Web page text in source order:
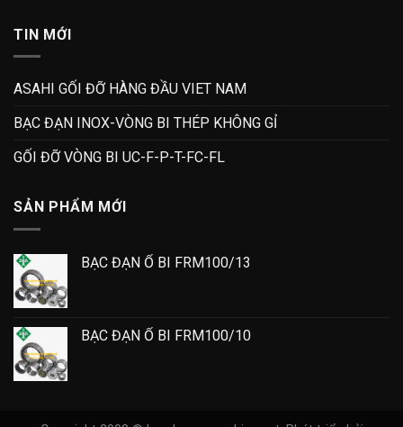
TIN MỚI
ASAHI GỐI ĐỠ HÀNG ĐẦU VIET NAM
BẠC ĐẠN INOX-VÒNG BI THÉP KHÔNG GỈ
GỐI ĐỠ VÒNG BI UC-F-P-T-FC-FL
SẢN PHẨM MỚI
BẠC ĐẠN Ổ BI FRM100/13
BẠC ĐẠN Ổ BI FRM100/10